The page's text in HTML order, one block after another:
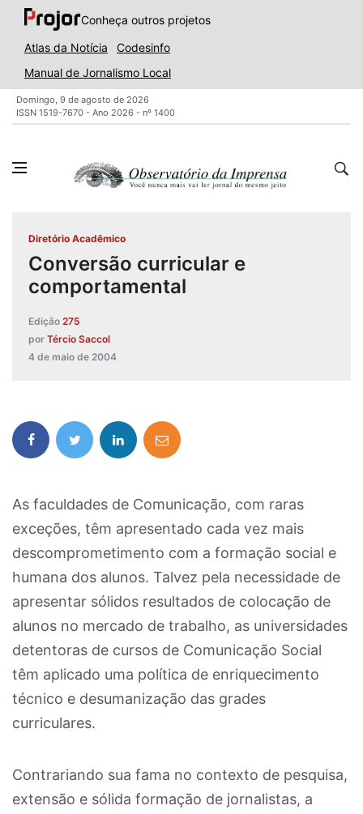
Conheça outros projetos
Atlas da Notícia
Codesinfo
Manual de Jornalismo Local
Domingo, 9 de agosto de 2026
ISSN 1519-7670 - Ano 2026 - nº 1400
Diretório Acadêmico
Conversão curricular e
comportamental
Edição 275
por Tércio Saccol
4 de maio de 2004
As faculdades de Comunicação, com raras
exceções, têm apresentado cada vez mais
descomprometimento com a formação social e
humana dos alunos. Talvez pela necessidade de
apresentar sólidos resultados de colocação de
alunos no mercado de trabalho, as universidades
detentoras de cursos de Comunicação Social
têm aplicado uma política de enriquecimento
técnico e desumanização das grades
curriculares.
Contrariando sua fama no contexto de pesquisa,
extensão e sólida formação de jornalistas, a